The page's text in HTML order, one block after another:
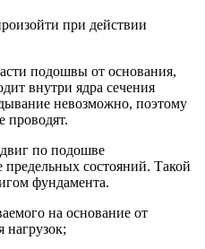
при действии
подошвы от основания,
внутри ядра сечения
невозможно, поэтому
проводят.
по подошве
предельных состояний. Такой
фундамента.
на основание от
нагрузок;